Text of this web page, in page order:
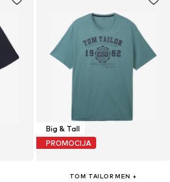
Big & Tall
PROMOCIJA
TOM TAILOR MEN +